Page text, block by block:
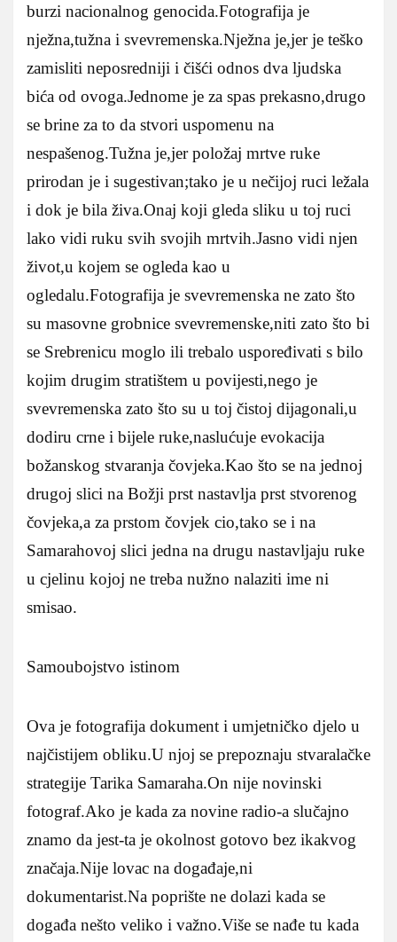
burzi nacionalnog genocida.Fotografija je
nježna,tužna i svevremenska.Nježna je,jer je teško
zamisliti neposredniji i čišći odnos dva ljudska
bića od ovoga.Jednome je za spas prekasno,drugo
se brine za to da stvori uspomenu na
nespašenog.Tužna je,jer položaj mrtve ruke
prirodan je i sugestivan;tako je u nečijoj ruci ležala
i dok je bila živa.Onaj koji gleda sliku u toj ruci
lako vidi ruku svih svojih mrtvih.Jasno vidi njen
život,u kojem se ogleda kao u
ogledalu.Fotografija je svevremenska ne zato što
su masovne grobnice svevremenske,niti zato što bi
se Srebrenicu moglo ili trebalo uspoređivati s bilo
kojim drugim stratištem u povijesti,nego je
svevremenska zato što su u toj čistoj dijagonali,u
dodiru crne i bijele ruke,naslućuje evokacija
božanskog stvaranja čovjeka.Kao što se na jednoj
drugoj slici na Božji prst nastavlja prst stvorenog
čovjeka,a za prstom čovjek cio,tako se i na
Samarahovoj slici jedna na drugu nastavljaju ruke
u cjelinu kojoj ne treba nužno nalaziti ime ni
smisao.
Samoubojstvo istinom
Ova je fotografija dokument i umjetničko djelo u
najčistijem obliku.U njoj se prepoznaju stvaralačke
strategije Tarika Samaraha.On nije novinski
fotograf.Ako je kada za novine radio-a slučajno
znamo da jest-ta je okolnost gotovo bez ikakvog
značaja.Nije lovac na događaje,ni
dokumentarist.Na poprište ne dolazi kada se
događa nešto veliko i važno.Više se nađe tu kada